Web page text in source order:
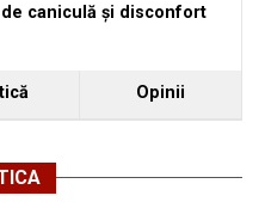
caniculă și disconfort
Opinii